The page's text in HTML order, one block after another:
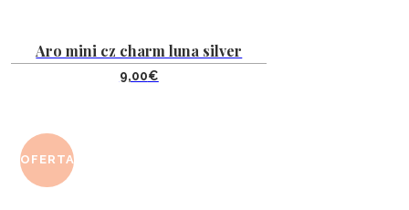
Aro mini cz charm luna silver
9,00€
OFERTA